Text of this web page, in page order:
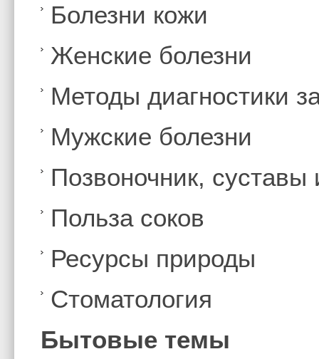
Болезни кожи
Женские болезни
Методы диагностики
Мужские болезни
Позвоночник,
Польза соков
Ресурсы природы
Стоматология
Бытовые темы